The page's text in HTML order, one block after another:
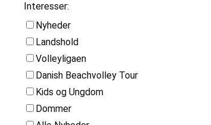
Interesser:
Nyheder
Landshold
Volleyligaen
Danish Beachvolley Tour
Kids og Ungdom
Dommer